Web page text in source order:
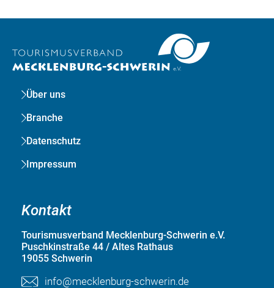
Über uns
Branche
Datenschutz
Impressum
Kontakt
Tourismusverband Mecklenburg-Schwerin e.V.
Puschkinstraße 44 / Altes Rathaus
19055 Schwerin
info@mecklenburg-schwerin.de